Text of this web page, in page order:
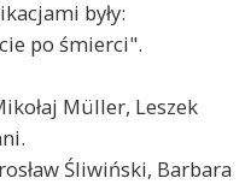
były:
po śmierci".
Müller, Leszek
Śliwiński, Barbara